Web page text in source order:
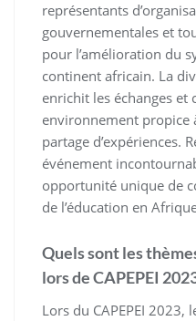
représentants
gouvernementales et
pour l’amélioration du
continent africain. La
enrichit les échanges et
environnement propice
partage d’expériences.
événement
opportunité unique de
de l’éducation en
Quels sont les
lors de CAPEPEI
Lors du CAPEPEI